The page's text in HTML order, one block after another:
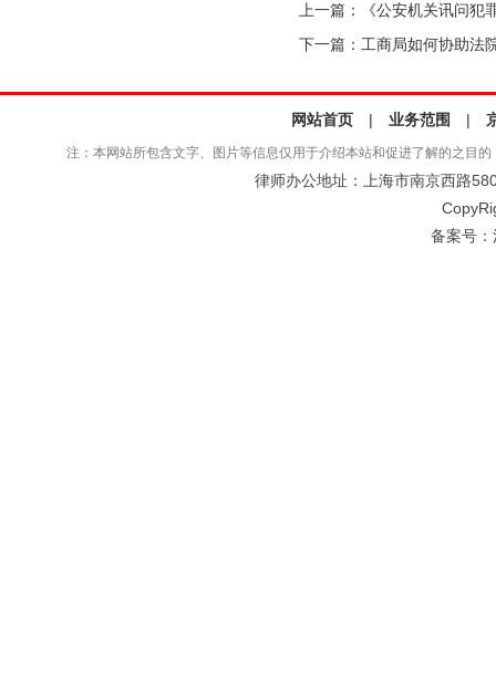
上一篇： 《公安机关讯问犯
下一篇： 工商局如何协助法
网站首页 | 业务范围 |
注：本网站所包含文字、图片等信息仅用于介绍本站和促进了解的之目
律师办公地址：上海市南京西路
备案号：